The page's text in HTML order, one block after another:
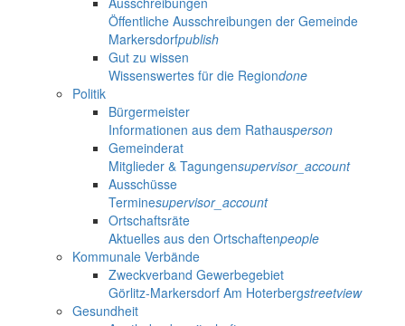
Öffentliche Ausschreibungen der Gemeinde
Markersdorfpublish
Gut zu wissen
Wissenswertes für die Regiondone
Politik
Bürgermeister
Informationen aus dem Rathausperson
Gemeinderat
Mitglieder & Tagungensupervisor_account
Ausschüsse
Terminesupervisor_account
Ortschaftsräte
Aktuelles aus den Ortschaftenpeople
Kommunale Verbände
Zweckverband Gewerbegebiet
Görlitz-Markersdorf Am Hoterbergstreetview
Gesundheit